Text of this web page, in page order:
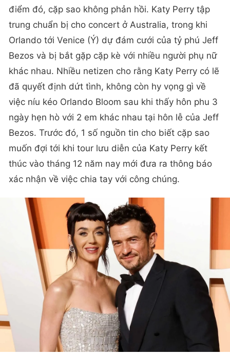
điểm đó, cặp sao không phản hồi. Katy Perry tập
trung chuẩn bị cho concert ở Australia, trong khi
Orlando tới Venice (Ý) dự đám cưới của tỷ phú Jeff
Bezos và bị bắt gặp cặp kè với nhiều người phụ nữ
khác nhau. Nhiều netizen cho rằng Katy Perry có lẽ
đã quyết định dứt tình, không còn hy vọng gì về
việc níu kéo Orlando Bloom sau khi thấy hôn phu 3
ngày hẹn hò với 2 em khác nhau tại hôn lễ của Jeff
Bezos. Trước đó, 1 số nguồn tin cho biết cặp sao
muốn đợi tới khi tour lưu diễn của Katy Perry kết
thúc vào tháng 12 năm nay mới đưa ra thông báo
xác nhận về việc chia tay với công chúng.